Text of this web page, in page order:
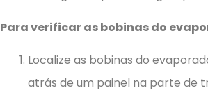
Para verificar as bobinas do
Localize as bobinas do
atrás de um painel na parte de